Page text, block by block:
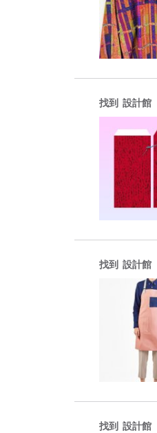
找到 設計館
找到 設計館
找到 設計館